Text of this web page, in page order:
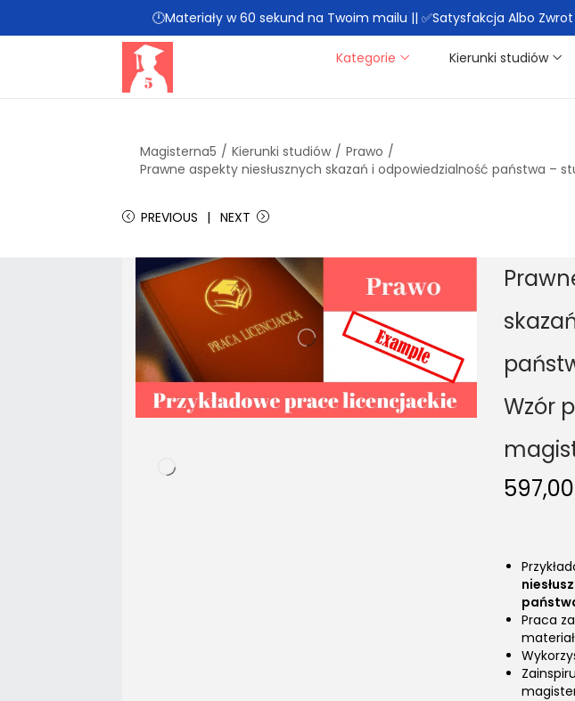
🕛Materiały w 60 sekund na Twoim mailu || ✅Satysfakcja Albo Zwrot
Kategorie Kierunki studiów
Magisterna5 / Kierunki studiów / Prawo /
Prawne aspekty niesłusznych skazań i odpowiedzialność państwa –
PREVIOUS NEXT
Wzór
597,00
Praca